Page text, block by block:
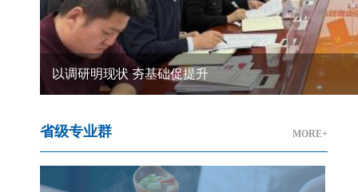
以调研明现状 夯基础促提升
省级专业群 MORE+